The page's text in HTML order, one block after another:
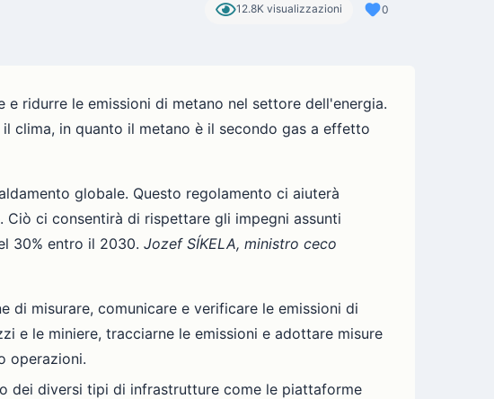
12.8K visualizzazioni 0
ridurre le emissioni di metano nel settore dell'energia.
clima, in quanto il metano è il secondo gas a effetto
globale. Questo regolamento ci aiuterà
ci consentirà di rispettare gli impegni assunti
30% entro il 2030. Jozef SÍKELA, ministro ceco
misurare, comunicare e verificare le emissioni di
e le miniere, tracciarne le emissioni e adottare misure
operazioni.
dei diversi tipi di infrastrutture come le piattaforme